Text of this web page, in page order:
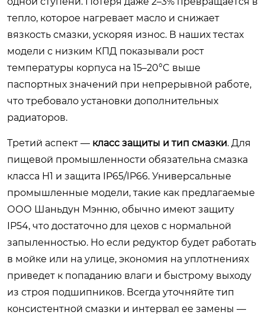
тепло, которое нагревает масло и снижает
вязкость смазки, ускоряя износ. В наших тестах
модели с низким КПД показывали рост
температуры корпуса на 15–20°C выше
паспортных значений при непрерывной работе,
что требовало установки дополнительных
радиаторов.
Третий аспект — класс защиты и тип смазки. Для
пищевой промышленности обязательна смазка
класса H1 и защита IP65/IP66. Универсальные
промышленные модели, такие как предлагаемые
ООО Шаньдун Мэнню, обычно имеют защиту
IP54, что достаточно для цехов с нормальной
запыленностью. Но если редуктор будет работать
в мойке или на улице, экономия на уплотнениях
приведет к попаданию влаги и быстрому выходу
из строя подшипников. Всегда уточняйте тип
консистентной смазки и интервал ее замены —